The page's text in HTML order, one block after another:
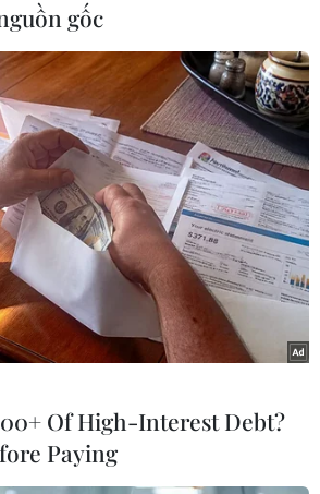
lực tài chính mạnh sẽ được
theo nguyên tắc thị trường, thị
sản xuất cái đó. Từ nhà ở xã
của doanh nghiệp với cộng
sạn 5 sao, khu nghỉ dưỡng,
và các sản phẩm bất động
năng khác...
ở Phú Quốc, Tập đoàn
phẩm shophouse, villa nhưng
đó cam kết lợi nhuận.
với những trường hợp gần
dư luận là sự việc cá biệt.
là tốt, có những tác động tích
gốc
Of High-Interest Debt?
Paying